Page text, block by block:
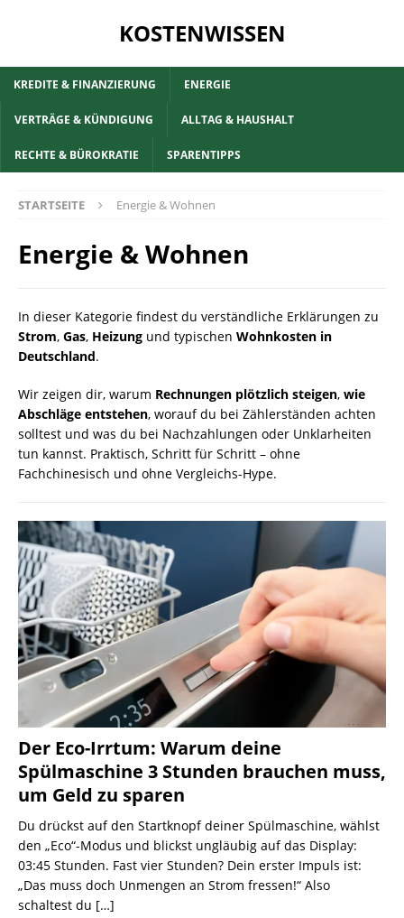
KOSTENWISSEN
KREDITE & FINANZIERUNG ENERGIE
VERTRÄGE & KÜNDIGUNG ALLTAG & HAUSHALT
RECHTE & BÜROKRATIE SPARENTIPPS
STARTSEITE Energie & Wohnen
Energie & Wohnen
In dieser Kategorie findest du verständliche Erklärungen zu
Strom, Gas, Heizung und typischen Wohnkosten in
Deutschland.
Wir zeigen dir, warum Rechnungen plötzlich steigen, wie
Abschläge entstehen, worauf du bei Zählerständen achten
solltest und was du bei Nachzahlungen oder Unklarheiten
tun kannst. Praktisch, Schritt für Schritt – ohne
Fachchinesisch und ohne Vergleichs-Hype.
Der Eco-Irrtum: Warum deine
Spülmaschine 3 Stunden brauchen muss,
um Geld zu sparen
Du drückst auf den Startknopf deiner Spülmaschine, wählst
den „Eco“-Modus und blickst ungläubig auf das Display:
03:45 Stunden. Fast vier Stunden? Dein erster Impuls ist:
„Das muss doch Unmengen an Strom fressen!“ Also
schaltest du […]